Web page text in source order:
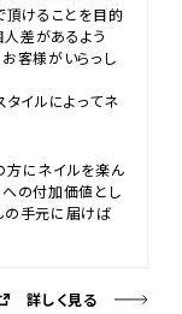
頂けることを目的
差があるよう
客様がいらっし
タイルによってネ
方にネイルを楽ん
への付加価値とし
の手元に届けば
詳しく見る